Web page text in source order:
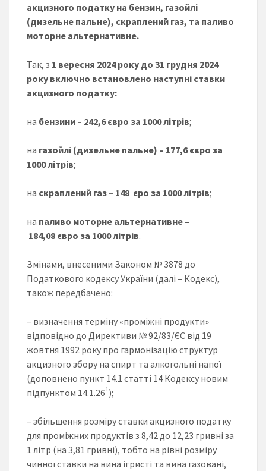
акцизного податку на бензин, газойлі
(дизельне пальне), скраплений газ, та паливо
моторне альтернативне.
Так, з 1 вересня 2024 року до 31 грудня 2024
року включно встановлено наступні ставки
акцизного податку:
на бензини – 242,6 євро за 1000 літрів;
на газойлі (дизельне пальне) – 177,6 євро за
1000 літрів;
на скраплений газ – 148 єро за 1000 літрів;
на паливо моторне альтернативне –
184,08 євро за 1000 літрів.
Змінами, внесеними Законом № 3878 до
Податкового кодексу України (далі – Кодекс),
також передбачено:
– визначення терміну «проміжні продукти»
відповідно до Директиви № 92/83/ЄС від 19
жовтня 1992 року про гармонізацію структур
акцизного збору на спирт та алкогольні напої
(доповнено пункт 14.1 статті 14 Кодексу новим
підпунктом 14.1.261);
– збільшення розміру ставки акцизного податку
для проміжних продуктів з 8,42 до 12,23 гривні за
1 літр (на 3,81 гривні), тобто на рівні розміру
чинної ставки на вина ігристі та вина газовані,